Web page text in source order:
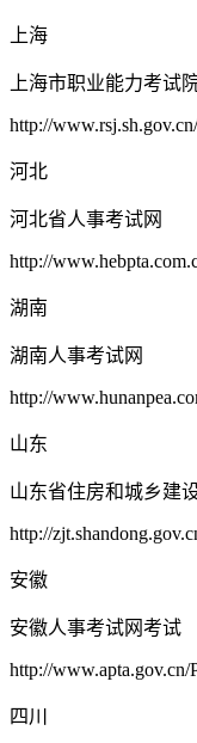
上海
上海市职业能力考试
http://
河北
河北省人事考试网
http://
湖南
湖南人事考试网
http://
山东
山东省住房和城乡建
http://
安徽
安徽人事考试网考试
http://
四川